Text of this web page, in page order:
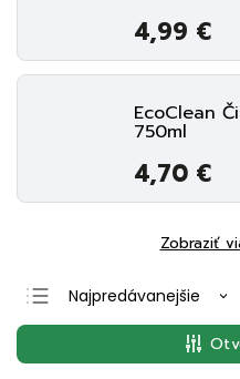
4,99 €
EcoClean
750ml
4,70 €
Zobraziť
Najpredávanejšie
Najlacnejšie
Najdrahšie